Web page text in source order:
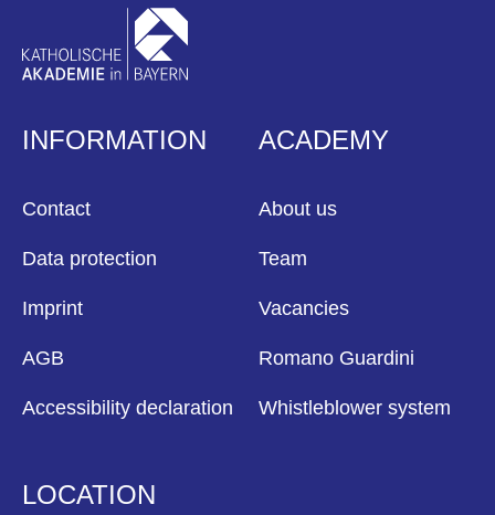
INFORMATION
Contact
Data protection
Imprint
AGB
Accessibility declaration
ACADEMY
About us
Team
Vacancies
Romano Guardini
Whistleblower system
LOCATION